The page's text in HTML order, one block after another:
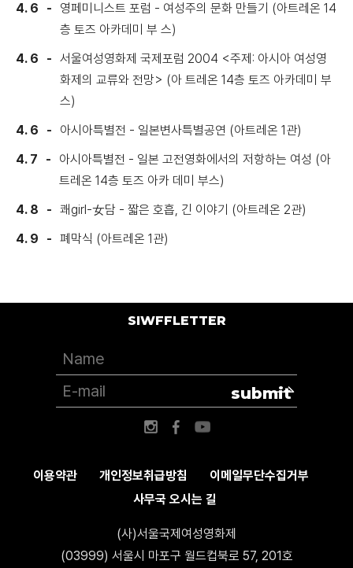
4. 6
영페미니스트 포럼 - 여성주의 문화 만들기 (아트레온 14
층 토즈 아카데미 부 스)
4. 6
서울여성영화제 국제포럼 2004 <주제: 아시아 여성영
화제의 교류와 전망> (아 트레온 14층 토즈 아카데미 부
스)
4. 6
아시아특별전 - 일본변사특별공연 (아트레온 1관)
4. 7
아시아특별전 - 일본 고전영화에서의 저항하는 여성 (아
트레온 14층 토즈 아카 데미 부스)
4. 8
쾌girl-女담 - 짧은 호흡, 긴 이야기 (아트레온 2관)
4. 9
폐막식 (아트레온 1관)
이용약관 개인정보취급방침
이메일무단수집거부
사무국 오시는 길
(사)서울국제여성영화제
(03999) 서울시 마포구 월드컵북로 57, 201호
SIWFFLETTER
submit